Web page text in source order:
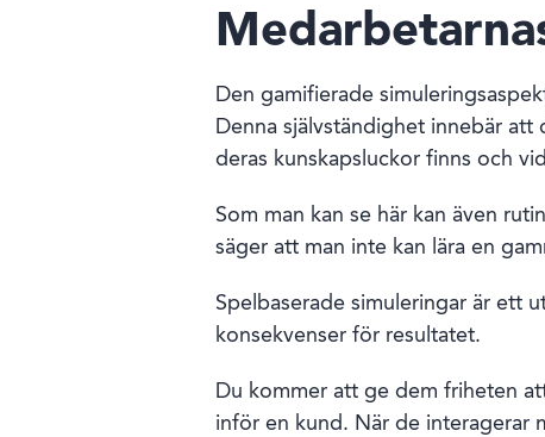
Den gamifierade
Denna självständighet innebär att
deras kunskapsluckor finns och
Som man kan se här kan även
säger att man inte kan lära en
Spelbaserade simuleringar är ett
konsekvenser för resultatet.
Du kommer att ge dem friheten
inför en kund. När de interagerar